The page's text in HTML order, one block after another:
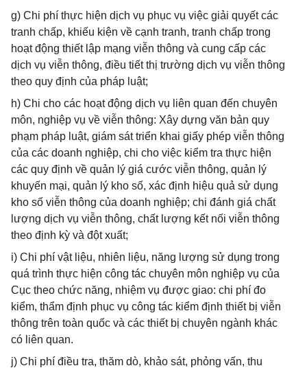
g) Chi phí thực hiện dịch vụ phục vụ việc giải quyết các
tranh chấp, khiếu kiện về cạnh tranh, tranh chấp trong
hoạt động thiết lập mạng viễn thông và cung cấp các
dịch vụ viễn thông, điều tiết thị trường dịch vụ viễn thông
theo quy định của pháp luật;
h) Chi cho các hoạt động dịch vụ liên quan đến chuyên
môn, nghiệp vụ về viễn thông: Xây dựng văn bản quy
phạm pháp luật, giám sát triển khai giấy phép viễn thông
của các doanh nghiệp, chi cho việc kiểm tra thực hiện
các quy định về quản lý giá cước viễn thông, quản lý
khuyến mại, quản lý kho số, xác định hiệu quả sử dụng
kho số viễn thông của doanh nghiệp; chi đánh giá chất
lượng dịch vụ viễn thông, chất lượng kết nối viễn thông
theo định kỳ và đột xuất;
i) Chi phí vật liệu, nhiên liệu, năng lượng sử dụng trong
quá trình thực hiện công tác chuyên môn nghiệp vụ của
Cục theo chức năng, nhiệm vụ được giao: chi phí đo
kiểm, thẩm định phục vụ công tác kiểm định thiết bị viễn
thông trên toàn quốc và các thiết bị chuyên ngành khác
có liên quan.
j) Chi phí điều tra, thăm dò, khảo sát, phỏng vấn, thu